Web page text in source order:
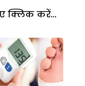
क्लिक करें...